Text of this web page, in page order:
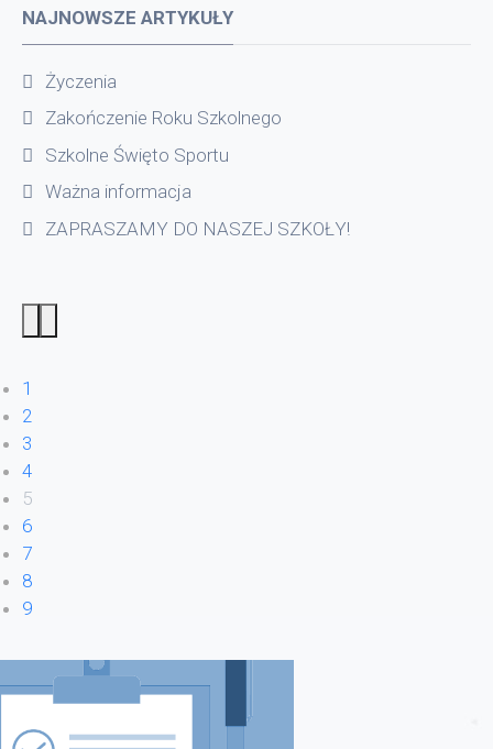
NAJNOWSZE ARTYKUŁY
Życzenia
Zakończenie Roku Szkolnego
Szkolne Święto Sportu
Ważna informacja
ZAPRASZAMY DO NASZEJ SZKOŁY!
1
2
3
4
5
6
7
8
9